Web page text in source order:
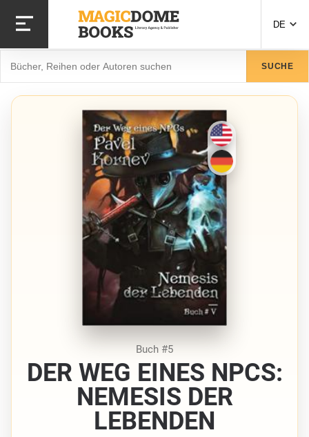
zum
Inhalt
DE
SUCHE
Buch #5
DER WEG EINES NPCS:
NEMESIS DER
LEBENDEN